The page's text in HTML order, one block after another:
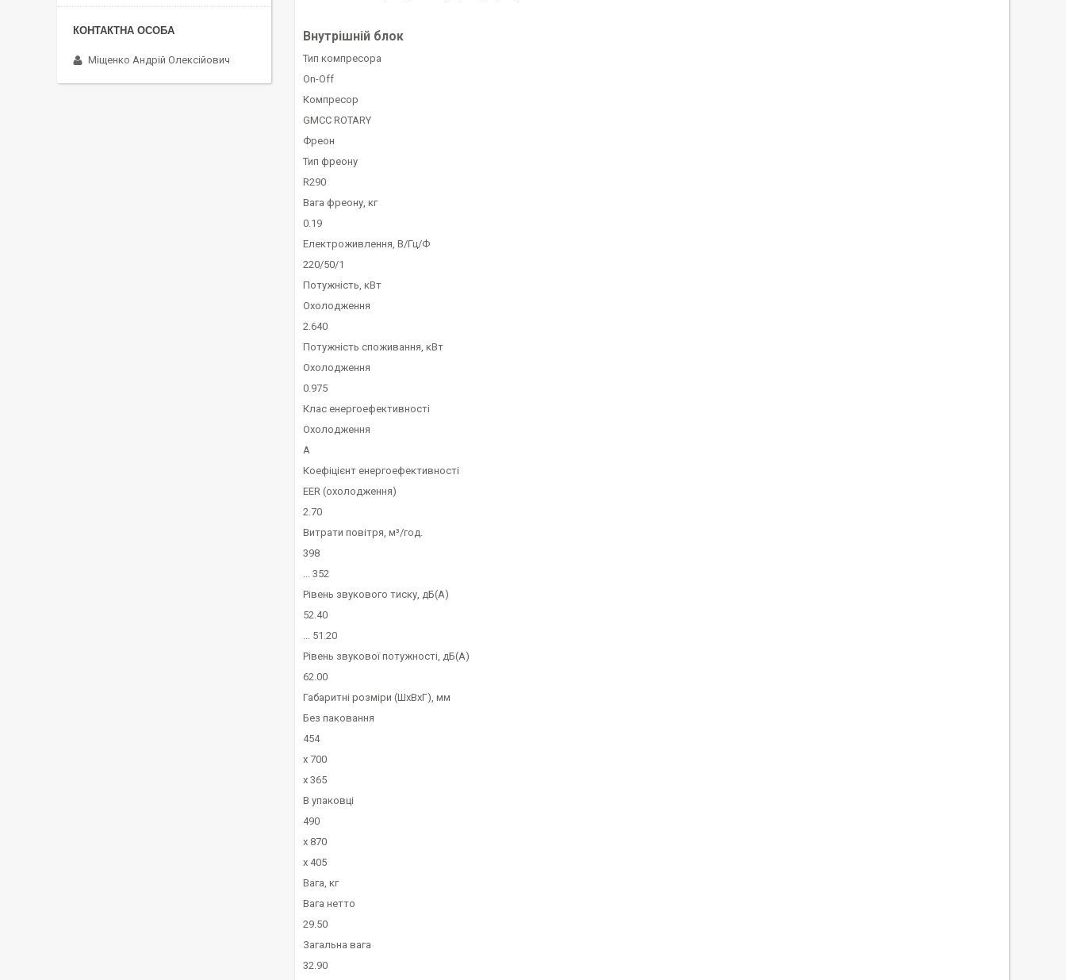
Внутрішній блок
Тип компресора
On-Off
Компресор
GMCC ROTARY
Фреон
Тип фреону
R290
Вага фреону, кг
0.19
Електроживлення, В/Гц/Ф
220/50/1
Потужність, кВт
Охолодження
2.640
Потужність споживання, кВт
Охолодження
0.975
Клас енергоефективності
Охолодження
A
Коефіцієнт енергоефективності
EER (охолодження)
2.70
Витрати повітря, м³/год.
398
... 352
Рівень звукового тиску, дБ(А)
52.40
... 51.20
Рівень звукової потужності, дБ(А)
62.00
Габаритні розміри (ШхВхГ), мм
Без паковання
454
x 700
x 365
В упаковці
490
x 870
x 405
Вага, кг
Вага нетто
29.50
Загальна вага
32.90
Міщенко Андрій Олексійович